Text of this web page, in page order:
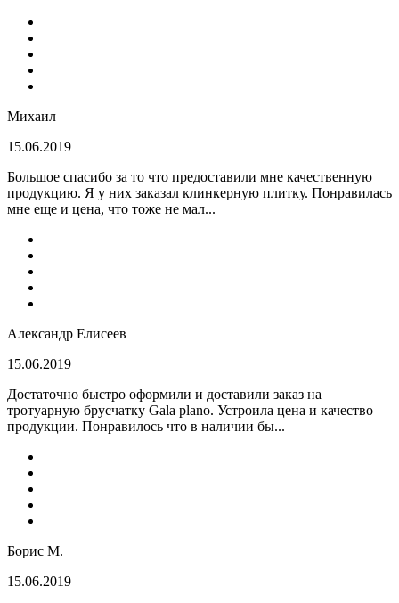
Михаил
15.06.2019
Большое спасибо за то что предоставили мне качественную
продукцию. Я у них заказал клинкерную плитку. Понравилась
мне еще и цена, что тоже не мал...
Александр Елисеев
15.06.2019
Достаточно быстро оформили и доставили заказ на
тротуарную брусчатку Gala plano. Устроила цена и качество
продукции. Понравилось что в наличии бы...
Борис М.
15.06.2019